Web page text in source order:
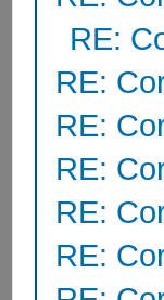
RE:
RE:
RE:
RE:
RE:
RE: